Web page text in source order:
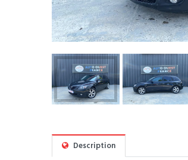
Description